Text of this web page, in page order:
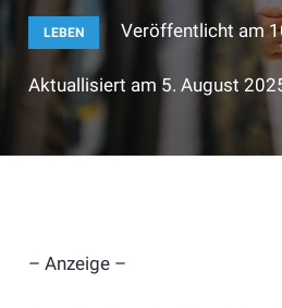
LEBEN Veröffentlicht am
Aktuallisiert am 5. August
– Anzeige –